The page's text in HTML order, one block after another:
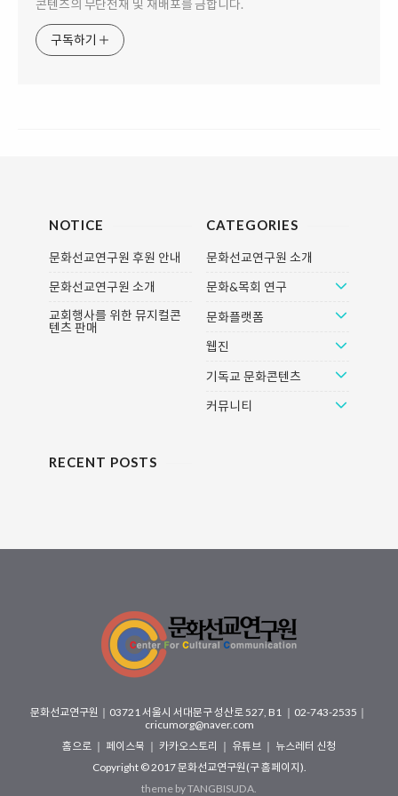
콘텐츠의 무단전재 및 재배포를 금합니다.
구독하기
NOTICE
문화선교연구원 후원 안내
문화선교연구원 소개
교회행사를 위한 뮤지컬콘
텐츠 판매
CATEGORIES
문화선교연구원 소개
문화&목회 연구
문화플랫폼
웹진
기독교 문화콘텐츠
커뮤니티
RECENT POSTS
문화선교연구원 ｜ 03721 서울시 서대문구 성산로 527, B1 ｜02-743-2535｜
cricumorg@naver.com
홈으로 ｜ 페이스북 ｜ 카카오스토리 ｜ 유튜브 ｜ 뉴스레터 신청
Copyright © 2017문화선교연구원(구 홈페이지).
theme byTANGBISUDA.